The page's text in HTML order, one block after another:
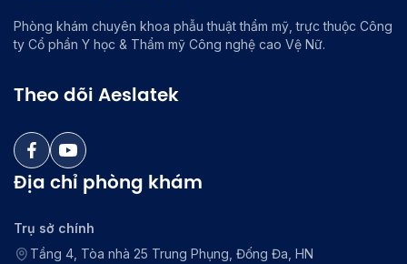
Phòng khám chuyên khoa phẫu thuật thẩm mỹ, trực thuộc Công
ty Cổ phần Y học & Thẩm mỹ Công nghệ cao Vệ Nữ.
Theo dõi Aeslatek
Địa chỉ phòng khám
Trụ sở chính
Tầng 4, Tòa nhà 25 Trung Phụng, Đống Đa, HN